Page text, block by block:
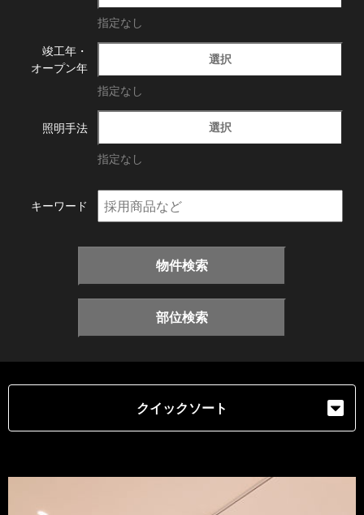
指定なし
竣工年・
オープン年
選択
指定なし
照明手法 選択
指定なし
キーワード
物件検索
部位検索
クイックソート